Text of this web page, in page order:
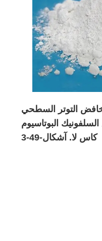
خافض التوتر السطحي
البوتاسيوم
كاس لا. آشكال-49-3